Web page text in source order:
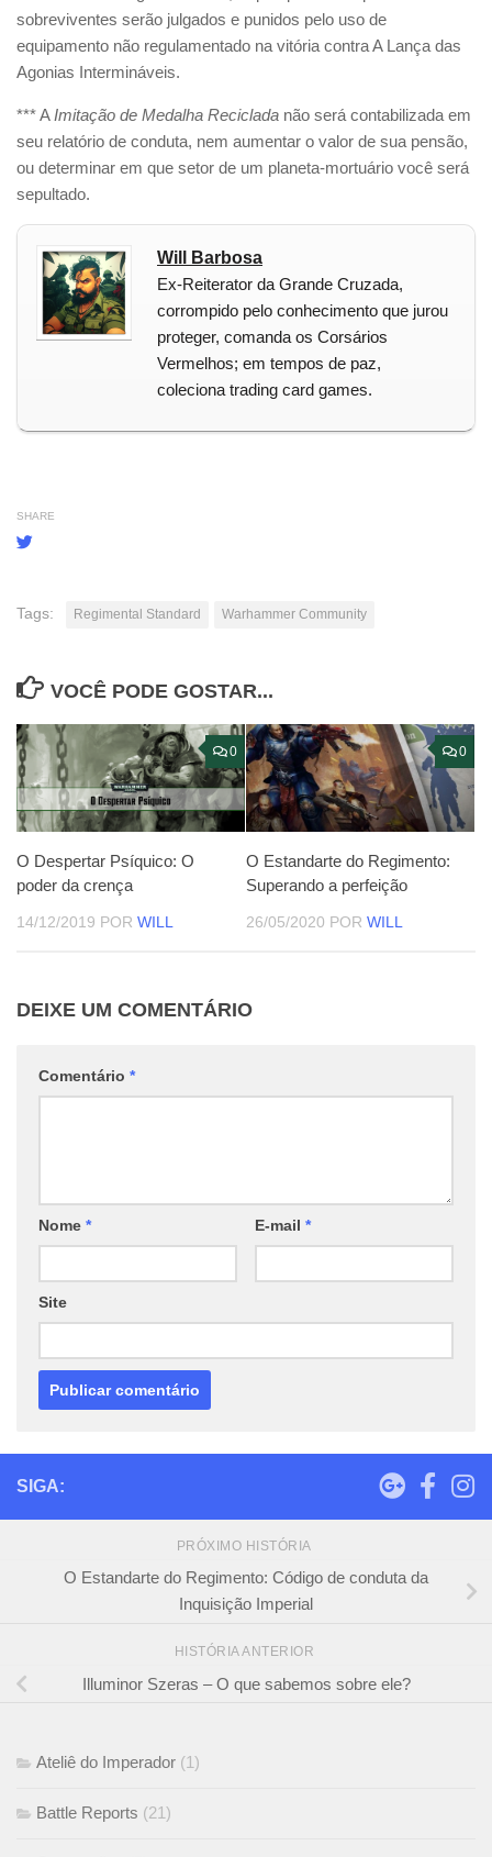
sobreviventes serão julgados e punidos pelo uso de
equipamento não regulamentado na vitória contra A Lança das
Agonias Intermináveis.
*** A Imitação de Medalha Reciclada não será contabilizada em
seu relatório de conduta, nem aumentar o valor de sua pensão,
ou determinar em que setor de um planeta-mortuário você será
sepultado.
Will Barbosa
Ex-Reiterator da Grande Cruzada,
corrompido pelo conhecimento que jurou
proteger, comanda os Corsários
Vermelhos; em tempos de paz,
coleciona trading card games.
SHARE
Tags: Regimental Standard Warhammer Community
VOCÊ PODE GOSTAR...
0
O Despertar Psíquico: O
poder da crença
14/12/2019 POR WILL
0
O Estandarte do Regimento:
Superando a perfeição
26/05/2020 POR WILL
DEIXE UM COMENTÁRIO
Comentário *
Nome * E-mail *
Site
SIGA:
PRÓXIMO HISTÓRIA
O Estandarte do Regimento: Código de conduta da
Inquisição Imperial
HISTÓRIA ANTERIOR
Illuminor Szeras – O que sabemos sobre ele?
Ateliê do Imperador (1)
Battle Reports (21)